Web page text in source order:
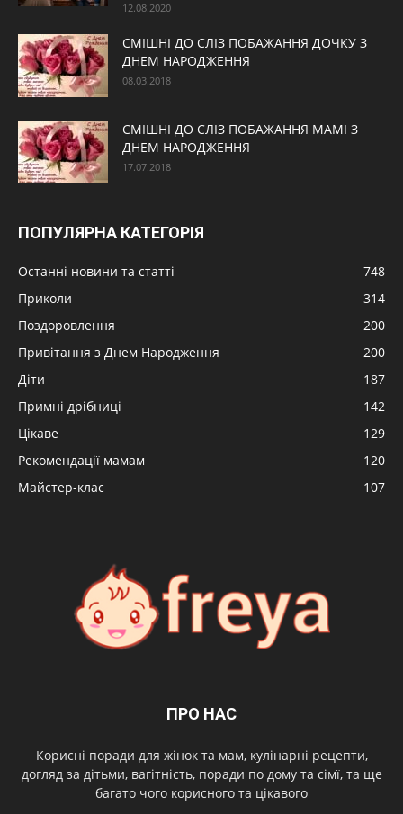
12.08.2020
СМІШНІ ДО СЛІЗ ПОБАЖАННЯ ДОЧКУ З
ДНЕМ НАРОДЖЕННЯ
08.03.2018
СМІШНІ ДО СЛІЗ ПОБАЖАННЯ МАМІ З
ДНЕМ НАРОДЖЕННЯ
17.07.2018
ПОПУЛЯРНА КАТЕГОРІЯ
Останні новини та статті
748
Приколи
314
Поздоровлення
200
Привітання з Днем Народження
200
Діти
187
Примні дрібниці
142
Цікаве
129
Рекомендації мамам
120
Майстер-клас
107
ПРО НАС
Корисні поради для жінок та мам, кулінарні рецепти,
догляд за дітьми, вагітність, поради по дому та сімї, та ще
багато чого корисного та цікавого